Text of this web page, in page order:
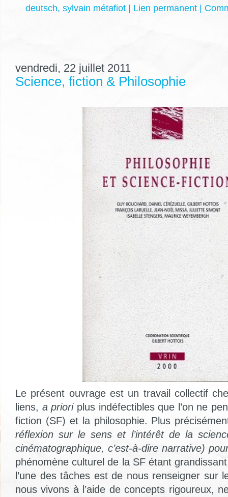
deutsch, sylvain métafiot | Lien permanent |
vendredi, 22 juillet 2011
Science, fiction & Philosophie
Le présent ouvrage est un travail collectif
liens, a priori plus indéfectibles que l’on ne
fiction (SF) et la philosophie. Plus
réflexion sur le sens et l’intérêt de la
cinématographique, c’est-à-dire narrative)
phénomène culturel de la SF étant
l’une des tâches est de nous renseigner sur
nous vivons à l’aide de concepts rigoureux,